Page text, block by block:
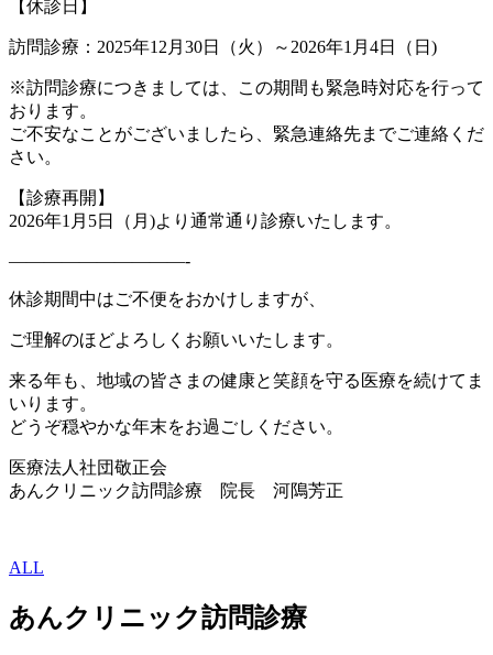
【休診日】
訪問診療：2025年12月30日（火）～2026年1月4日（日)
※訪問診療につきましては、この期間も緊急時対応を行って
おります。
ご不安なことがございましたら、緊急連絡先までご連絡くだ
さい。
【診療再開】
2026年1月5日（月)より通常通り診療いたします。
——————————-
休診期間中はご不便をおかけしますが、
ご理解のほどよろしくお願いいたします。
来る年も、地域の皆さまの健康と笑顔を守る医療を続けてま
いります。
どうぞ穏やかな年末をお過ごしください。
医療法人社団敬正会
あんクリニック訪問診療 院長 河隝芳正
ALL
あんクリニック訪問診療